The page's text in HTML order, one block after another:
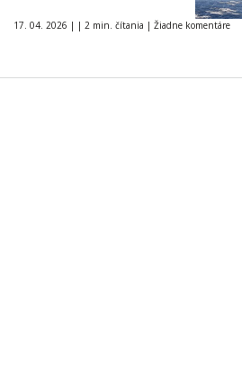
17. 04. 2026 | | 2 min. čítania | Žiadne komentáre